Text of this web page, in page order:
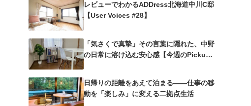
レビューでわかるADDress北海道中川C邸
【User Voices #28】
「気さくで真摯」その言葉に隠れた、中野
の日常に溶け込む安心感【今週のPickup
日帰りの距離をあえて泊まる——仕事の移
動を「楽しみ」に変える二拠点生活